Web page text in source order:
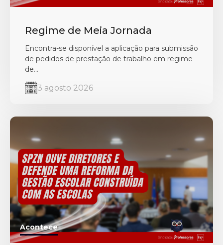
Regime de Meia Jornada
Encontra-se disponível a aplicação para submissão
de pedidos de prestação de trabalho em regime
de...
3 agosto 2026
Acontece